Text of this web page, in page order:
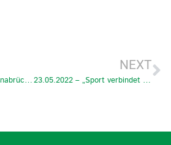
Host Town Landkreis Osnabrück Gastgeber für SO Turkmenistan
NEXT
23.05.2022 – „Sport verbindet Menschen“: LSB veröffentlicht Positionspapier zum Themenfeld Integration